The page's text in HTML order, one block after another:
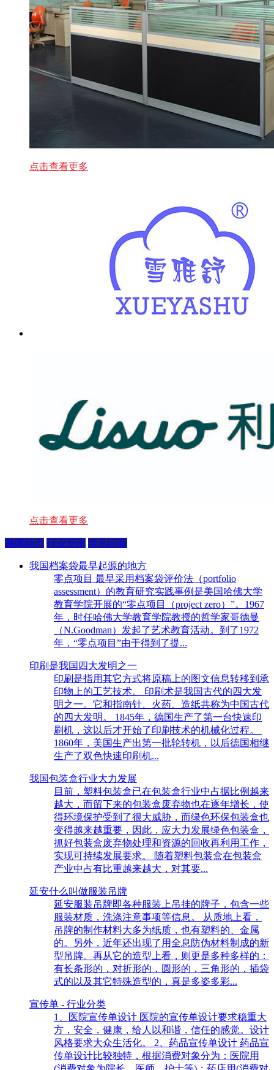
点击查看更多
点击查看更多
新闻动态 行业资讯 常见问题
我国档案袋最早起源的地方
零点项目 最早采用档案袋评价法（portfolio
assessment）的教育研究实践事例是美国哈佛大学
教育学院开展的“零点项目（project zero）”。1967
年，时任哈佛大学教育学院教授的哲学家哥德曼
（N.Goodman）发起了艺术教育活动。到了1972
年，“零点项目”由于得到了提...
印刷是我国四大发明之一
印刷是指用其它方式将原稿上的图文信息转移到承
印物上的工艺技术。 印刷术是我国古代的四大发
明之一。它和指南针、火药、造纸共称为中国古代
的四大发明。 1845年，德国生产了第一台快速印
刷机，这以后才开始了印刷技术的机械化过程。
1860年，美国生产出第一批轮转机，以后德国相继
生产了双色快速印刷机...
我国包装盒行业大力发展
目前，塑料包装盒已在包装盒行业中占据比例越来
越大，而留下来的包装盒废弃物也在逐年增长，使
得环境保护受到了很大威胁，而绿色环保包装盒也
变得越来越重要，因此，应大力发展绿色包装盒，
抓好包装盒废弃物处理和资源的回收再利用工作，
实现可持续发展要求。 随着塑料包装盒在包装盒
产业中占有比重越来越大，对其要...
延安什么叫做服装吊牌
延安服装吊牌即各种服装上吊挂的牌子，包含一些
服装材质，洗涤注意事项等信息。 从质地上看，
吊牌的制作材料大多为纸质，也有塑料的、金属
的。另外，近年还出现了用全息防伪材料制成的新
型吊牌。再从它的造型上看，则更是多种多样的：
有长条形的，对折形的，圆形的，三角形的，插袋
式的以及其它特殊造型的，真是多姿多彩...
宣传单 - 行业分类
1、医院宣传单设计 医院的宣传单设计要求稳重大
方，安全，健康，给人以和谐，信任的感觉。设计
风格要求大众生活化。 2、药品宣传单设计 药品宣
传单设计比较独特，根据消费对象分为：医院用